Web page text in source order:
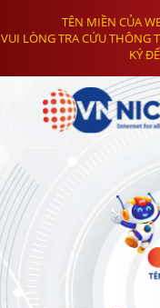
TÊN MIỀN CỦA
VUI LÒNG TRA CỨU THÔNG
KÝ